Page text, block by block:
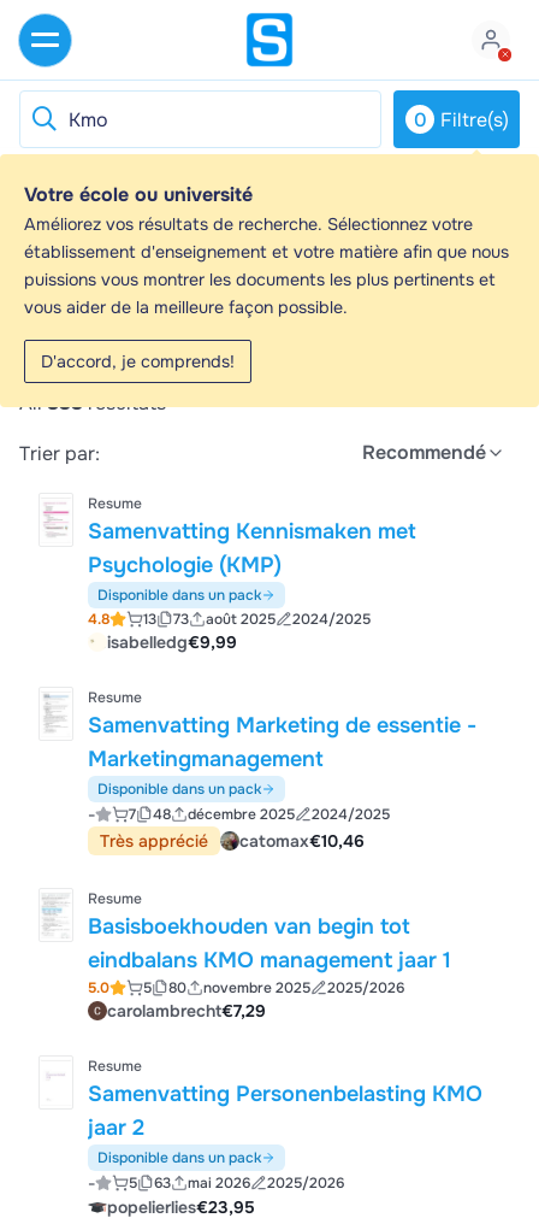
0 Filtre(s)
Votre école ou université
Améliorez vos résultats de recherche. Sélectionnez votre
établissement d'enseignement et votre matière afin que nous
puissions vous montrer les documents les plus pertinents et
vous aider de la meilleure façon possible.
D'accord, je comprends!
Kmo - Guides d'étude, Notes de cours &
Résumés
Vous recherchez les meilleurs guides d'étude, notes
d'étude et résumés sur Kmo ? Sur cette page, vous
trouverez 833 documents pour vous aider à réviser
pour Kmo.
All833résultats
Trier par:
Recommendé
Resume
Samenvatting Kennismaken met
Psychologie (KMP)
Disponible dans un pack
4.8
13 73 août 2025 2024/2025
isabelledg€9,99
Resume
Samenvatting Marketing de essentie -
Marketingmanagement
Disponible dans un pack
- 7 48 décembre 2025 2024/2025
Très apprécié catomax€10,46
Resume
Basisboekhouden van begin tot
eindbalans KMO management jaar 1
5.0 5 80 novembre 2025 2025/2026
carolambrecht€7,29
Resume
Samenvatting Personenbelasting KMO
jaar 2
Disponible dans un pack
- 5 63 mai 2026 2025/2026
popelierlies€23,95